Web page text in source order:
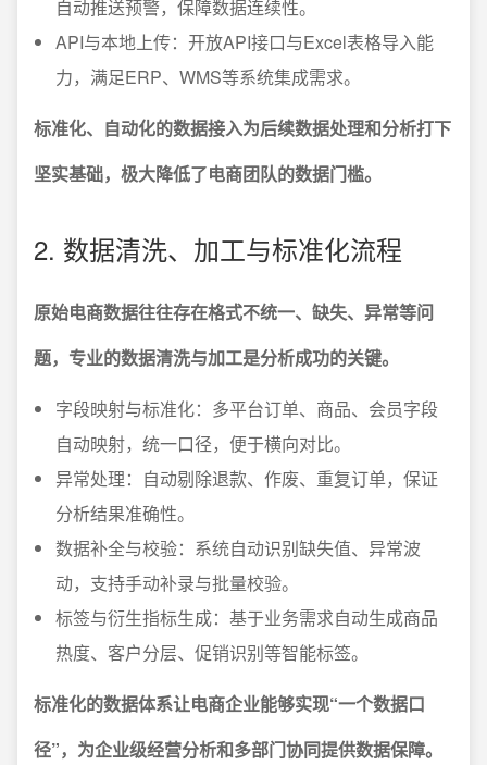
自动推送预警，保障数据连续性。
API与本地上传：开放API接口与Excel表格导入能
力，满足ERP、WMS等系统集成需求。
标准化、自动化的数据接入为后续数据处理和分析打下
坚实基础，极大降低了电商团队的数据门槛。
2. 数据清洗、加工与标准化流程
原始电商数据往往存在格式不统一、缺失、异常等问
题，专业的数据清洗与加工是分析成功的关键。
字段映射与标准化：多平台订单、商品、会员字段
自动映射，统一口径，便于横向对比。
异常处理：自动剔除退款、作废、重复订单，保证
分析结果准确性。
数据补全与校验：系统自动识别缺失值、异常波
动，支持手动补录与批量校验。
标签与衍生指标生成：基于业务需求自动生成商品
热度、客户分层、促销识别等智能标签。
标准化的数据体系让电商企业能够实现“一个数据口
径”，为企业级经营分析和多部门协同提供数据保障。